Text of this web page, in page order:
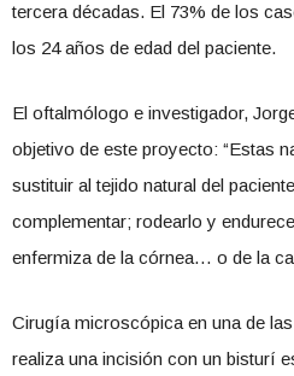
tercera décadas. El 73% de los
los 24 años de edad del paciente.
El oftalmólogo e investigador,
objetivo de este proyecto: “Estas
sustituir al tejido natural del
complementar; rodearlo y
enfermiza de la córnea… o de la
Cirugía microscópica en una de
realiza una incisión con un bisturí